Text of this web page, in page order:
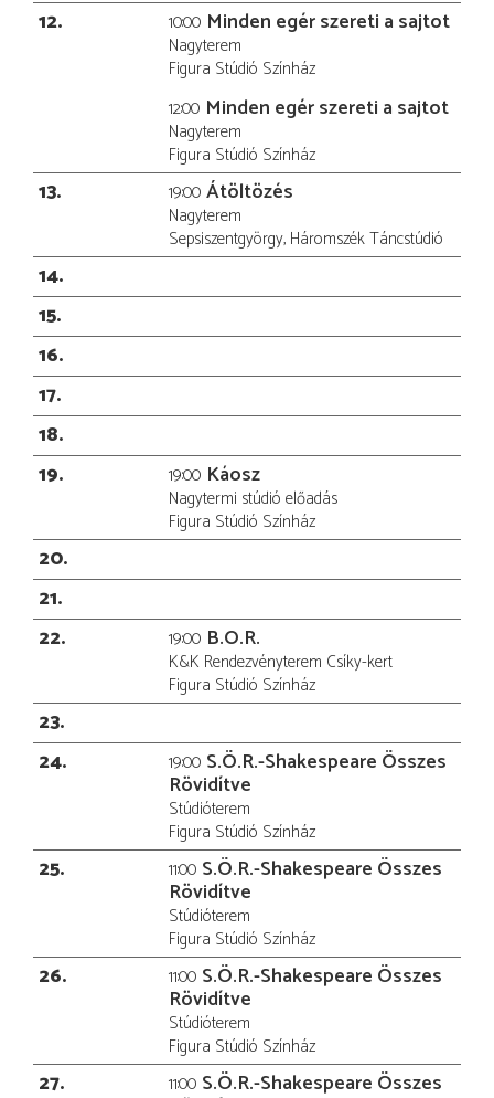
12 10:00 Minden egér szereti a sajtot
Nagyterem
Figura Stúdió Színház
12:00 Minden egér szereti a sajtot
Nagyterem
Figura Stúdió Színház
13 19:00 Átöltözés
Nagyterem
Sepsiszentgyörgy, Háromszék Táncstúdió
14
15
16
17
18
19
19:00 Káosz
Nagytermi stúdió előadás
Figura Stúdió Színház
20
21
22
19:00 B.O.R.
K&K Rendezvényterem Csíky-kert
Figura Stúdió Színház
23
24
19:00 S.Ö.R.-Shakespeare Összes
Rövidítve
Stúdióterem
Figura Stúdió Színház
25 11:00 S.Ö.R.-Shakespeare Összes
Rövidítve
Stúdióterem
Figura Stúdió Színház
26 11:00 S.Ö.R.-Shakespeare Összes
Rövidítve
Stúdióterem
Figura Stúdió Színház
27 11:00 S.Ö.R.-Shakespeare Összes